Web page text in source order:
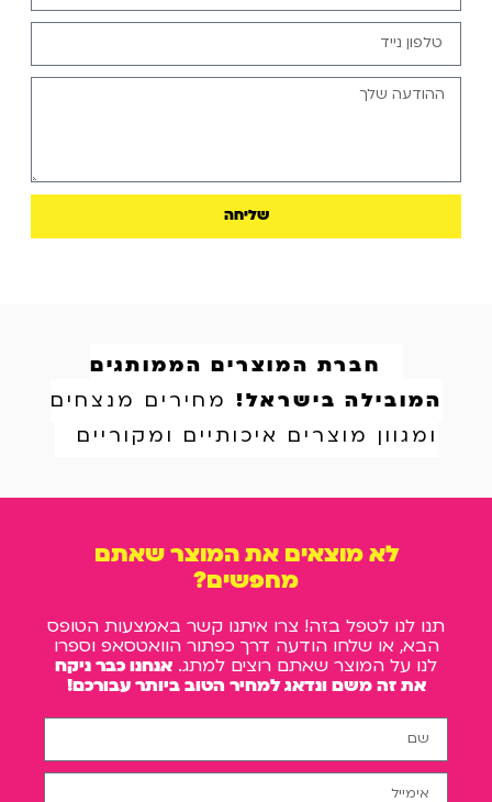
שליחה
חברת המוצרים הממותגים
המובילה בישראל! מחירים מנצחים
ומגוון מוצרים איכותיים ומקוריים
לא מוצאים את המוצר שאתם
מחפשים?
תנו לנו לטפל בזה! צרו איתנו קשר באמצעות הטופס
הבא, או שלחו הודעה דרך כפתור הוואטסאפ וספרו
לנו על המוצר שאתם רוצים למתג. אנחנו כבר ניקח
את זה משם ונדאג למחיר הטוב ביותר עבורכם!